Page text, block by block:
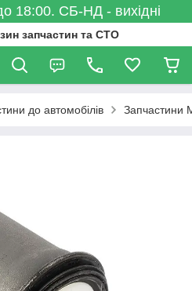
18:00. СБ-НД - вихідні
запчастин та СТО
до автомобілів Запчастини